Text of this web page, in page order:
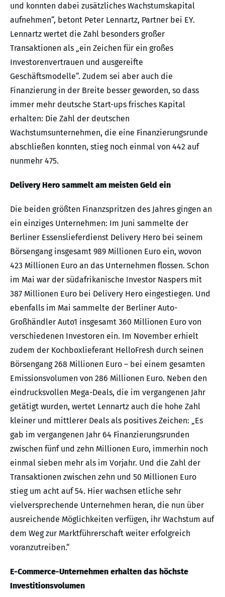
und konnten dabei zusätzliches Wachstumskapital
aufnehmen“, betont Peter Lennartz, Partner bei EY.
Lennartz wertet die Zahl besonders großer
Transaktionen als „ein Zeichen für ein großes
Investorenvertrauen und ausgereifte
Geschäftsmodelle“. Zudem sei aber auch die
Finanzierung in der Breite besser geworden, so dass
immer mehr deutsche Start-ups frisches Kapital
erhalten: Die Zahl der deutschen
Wachstumsunternehmen, die eine Finanzierungsrunde
abschließen konnten, stieg noch einmal von 442 auf
nunmehr 475.
Delivery Hero sammelt am meisten Geld ein
Die beiden größten Finanzspritzen des Jahres gingen an
ein einziges Unternehmen: Im Juni sammelte der
Berliner Essenslieferdienst Delivery Hero bei seinem
Börsengang insgesamt 989 Millionen Euro ein, wovon
423 Millionen Euro an das Unternehmen flossen. Schon
im Mai war der südafrikanische Investor Naspers mit
387 Millionen Euro bei Delivery Hero eingestiegen. Und
ebenfalls im Mai sammelte der Berliner Auto-
Großhändler Auto1 insgesamt 360 Millionen Euro von
verschiedenen Investoren ein. Im November erhielt
zudem der Kochboxlieferant HelloFresh durch seinen
Börsengang 268 Millionen Euro – bei einem gesamten
Emissionsvolumen von 286 Millionen Euro. Neben den
eindrucksvollen Mega-Deals, die im vergangenen Jahr
getätigt wurden, wertet Lennartz auch die hohe Zahl
kleiner und mittlerer Deals als positives Zeichen: „Es
gab im vergangenen Jahr 64 Finanzierungsrunden
zwischen fünf und zehn Millionen Euro, immerhin noch
einmal sieben mehr als im Vorjahr. Und die Zahl der
Transaktionen zwischen zehn und 50 Millionen Euro
stieg um acht auf 54. Hier wachsen etliche sehr
vielversprechende Unternehmen heran, die nun über
ausreichende Möglichkeiten verfügen, ihr Wachstum auf
dem Weg zur Marktführerschaft weiter erfolgreich
voranzutreiben.“
E-Commerce-Unternehmen erhalten das höchste
Investitionsvolumen